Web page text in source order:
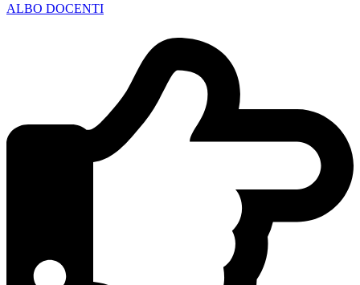
ALBO DOCENTI